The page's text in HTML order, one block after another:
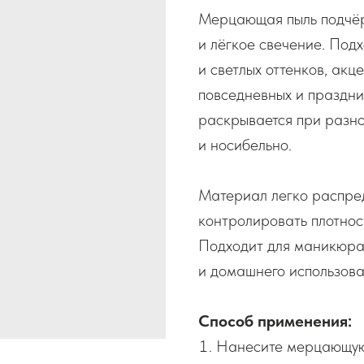
Мерцающая пыль
и лёгкое свечение.
и светлых оттенков,
повседневных и
раскрывается при
и носибельно.
Материал легко
контролировать
Подходит для
и домашнего
Способ применения:
Нанесите